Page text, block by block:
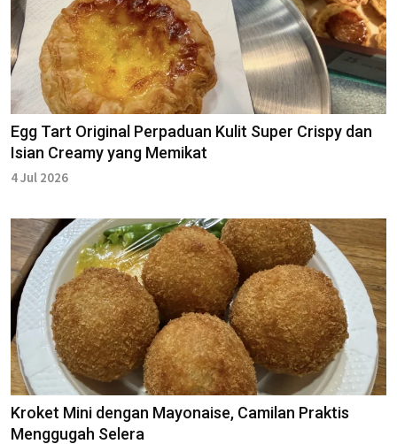
Egg Tart Original Perpaduan Kulit Super Crispy dan
Isian Creamy yang Memikat
4 Jul 2026
Kroket Mini dengan Mayonaise, Camilan Praktis
Menggugah Selera